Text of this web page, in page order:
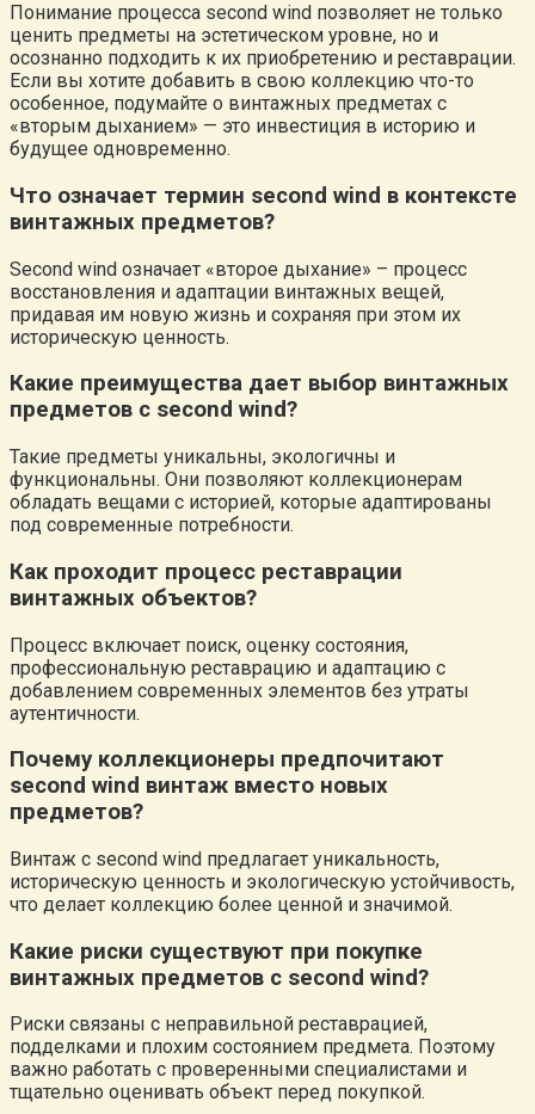
Понимание процесса second wind позволяет не только
ценить предметы на эстетическом уровне, но и
осознанно подходить к их приобретению и реставрации.
Если вы хотите добавить в свою коллекцию что-то
особенное, подумайте о винтажных предметах с
«вторым дыханием» — это инвестиция в историю и
будущее одновременно.
Что означает термин second wind в контексте
винтажных предметов?
Second wind означает «второе дыхание» – процесс
восстановления и адаптации винтажных вещей,
придавая им новую жизнь и сохраняя при этом их
историческую ценность.
Какие преимущества дает выбор винтажных
предметов с second wind?
Такие предметы уникальны, экологичны и
функциональны. Они позволяют коллекционерам
обладать вещами с историей, которые адаптированы
под современные потребности.
Как проходит процесс реставрации
винтажных объектов?
Процесс включает поиск, оценку состояния,
профессиональную реставрацию и адаптацию с
добавлением современных элементов без утраты
аутентичности.
Почему коллекционеры предпочитают
second wind винтаж вместо новых
предметов?
Винтаж с second wind предлагает уникальность,
историческую ценность и экологическую устойчивость,
что делает коллекцию более ценной и значимой.
Какие риски существуют при покупке
винтажных предметов с second wind?
Риски связаны с неправильной реставрацией,
подделками и плохим состоянием предмета. Поэтому
важно работать с проверенными специалистами и
тщательно оценивать объект перед покупкой.